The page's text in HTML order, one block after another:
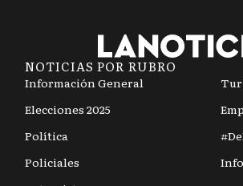
NOTICIAS POR RUBRO
Información General
Elecciones 2025
Política
Policiales